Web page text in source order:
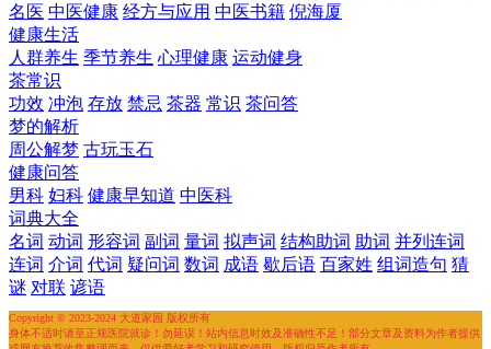
名医 中医健康 经方与应用 中医书籍 倪海厦
健康生活
人群养生 季节养生 心理健康 运动健身
茶常识
功效 冲泡 存放 禁忌 茶器 常识 茶问答
梦的解析
周公解梦 古玩玉石
健康问答
男科 妇科 健康早知道 中医科
词典大全
名词 动词 形容词 副词 量词 拟声词 结构助词 助词 并列连词
连词 介词 代词 疑问词 数词 成语 歇后语 百家姓 组词造句 猜
谜 对联 谚语
Copyright © 2023-2024 大道家园 版权所有
身体不适时请至正规医院就诊！勿延误！站内信息时效及准确性不足！部分文章及资料为作者提供